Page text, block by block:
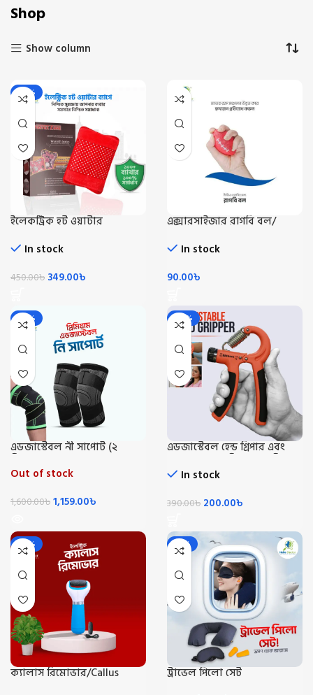
Shop
Show column
-22%
ইলেকট্রিক হট ওয়াটার
In stock
450.00৳ 349.00৳
এক্সারসাইজার রাগবি বল/
In stock
90.00৳
-28%
এডজাস্টেবল নী সাপোর্ট (২
পিস)/Knee Support 2 Pic
Out of stock
1,600.00৳1,159.00৳
-49%
এডজাস্টেবল হেন্ড গ্রিপার এবং
স্ট্রেন্থনার (৫ কেজি-৬০ কেজি)-
Adjustable Hand Grip
In stock
390.00৳ 200.00৳
-22%
ক্যালাস রিমোভার/Callus
-10%
ট্রাভেল পিলো সেট